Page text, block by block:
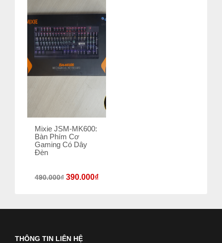
Mixie JSM-MK600:
Bàn Phím Cơ
Gaming Có Dây
Đèn
490.000₫ 390.000₫
THÔNG TIN LIÊN HỆ